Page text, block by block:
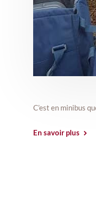
C’est en minibus
En savoir plus